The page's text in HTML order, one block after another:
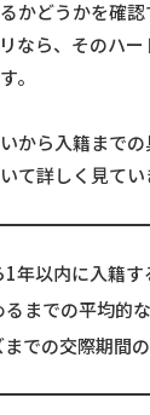
かどうかを確
なら、そのハ
。
から入籍まで
て詳しく見てい
1年以内に入籍
るまでの平均的
までの交際期間